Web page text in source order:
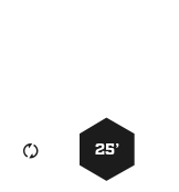
25’